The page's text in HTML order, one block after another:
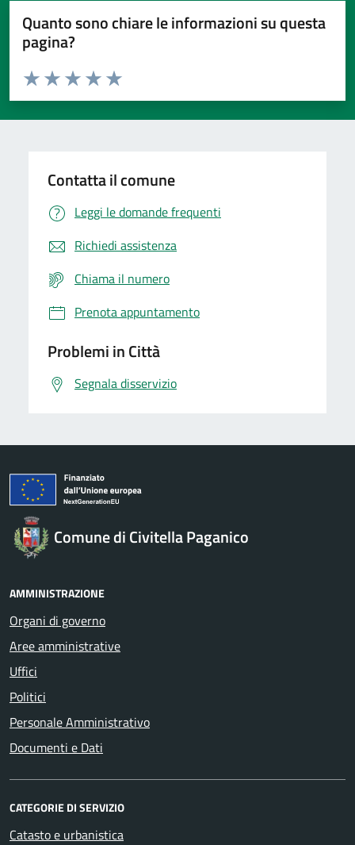
Quanto sono chiare le informazioni su questa
pagina?
Domanda
Valuta da 1 a 5 stelle la pagina
Valuta 5 stelle su 5
Valuta 4 stelle su 5
Valuta 3 stelle su 5
Valuta 2 stelle su 5
Valuta 1 stelle su 5
Contatta il comune
Leggi le domande frequenti
Richiedi assistenza
Chiama il numero
Prenota appuntamento
Problemi in Città
Segnala disservizio
Comune di Civitella Paganico
AMMINISTRAZIONE
Organi di governo
Aree amministrative
Uffici
Politici
Personale Amministrativo
Documenti e Dati
CATEGORIE DI SERVIZIO
Catasto e urbanistica